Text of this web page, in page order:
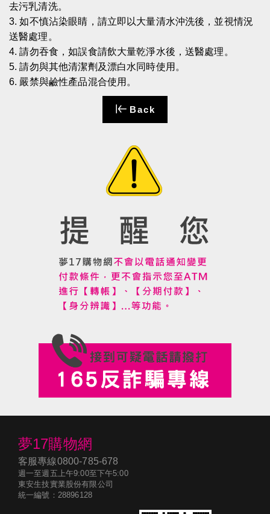
去污乳清洗。
3.如不慎沾染眼睛，請立即以大量清水沖洗後，並視情況
送醫處理。
4.請勿吞食，如誤食請飲大量乾淨水後，送醫處理。
5.請勿與其他清潔劑及漂白水同時使用。
6. 嚴禁與鹼性產品混合使用。
Back
夢17購物網
客服專線0800-785-678
週一至週五上午9:00至下午5:00
東安生技實業股份有限公司
統一編號：28896128